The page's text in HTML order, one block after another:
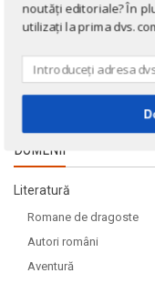
DOMENII
Literatură
Romane de dragoste
Autori români
Aventură
noutăți editoriale? În
utilizați la prima dvs.